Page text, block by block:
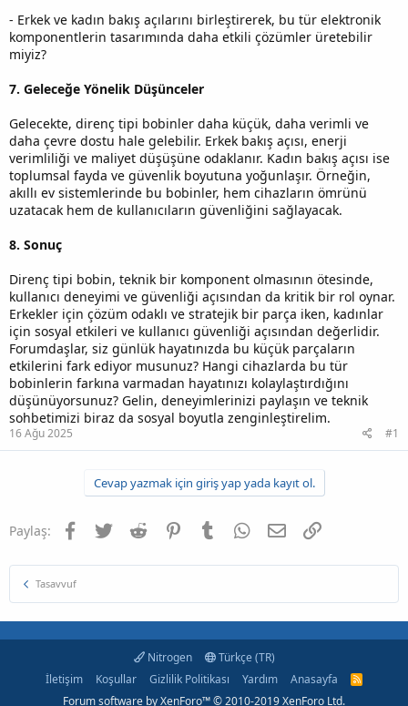
- Erkek ve kadın bakış açılarını birleştirerek, bu tür elektronik
komponentlerin tasarımında daha etkili çözümler üretebilir
miyiz?
7. Geleceğe Yönelik Düşünceler
Gelecekte, direnç tipi bobinler daha küçük, daha verimli ve
daha çevre dostu hale gelebilir. Erkek bakış açısı, enerji
verimliliği ve maliyet düşüşüne odaklanır. Kadın bakış açısı ise
toplumsal fayda ve güvenlik boyutuna yoğunlaşır. Örneğin,
akıllı ev sistemlerinde bu bobinler, hem cihazların ömrünü
uzatacak hem de kullanıcıların güvenliğini sağlayacak.
8. Sonuç
Direnç tipi bobin, teknik bir komponent olmasının ötesinde,
kullanıcı deneyimi ve güvenliği açısından da kritik bir rol oynar.
Erkekler için çözüm odaklı ve stratejik bir parça iken, kadınlar
için sosyal etkileri ve kullanıcı güvenliği açısından değerlidir.
Forumdaşlar, siz günlük hayatınızda bu küçük parçaların
etkilerini fark ediyor musunuz? Hangi cihazlarda bu tür
bobinlerin farkına varmadan hayatınızı kolaylaştırdığını
düşünüyorsunuz? Gelin, deneyimlerinizi paylaşın ve teknik
sohbetimizi biraz da sosyal boyutla zenginleştirelim.
16 Ağu 2025 #1
Cevap yazmak için giriş yap yada kayıt ol.
Paylaş: Facebook
TwitterReddit PinterestTumblrWhatsApp
E-postaLink
Tasavvuf
Nitrogen
Türkçe (TR)
İletişim
Koşullar Gizlilik Politikası Yardım Anasayfa
R
S
Forum software by XenForo™© 2010-2019 XenForo Ltd.